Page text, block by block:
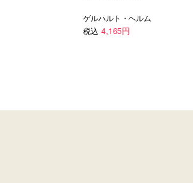
ゲルハルト・ヘルム
税込 4,165円